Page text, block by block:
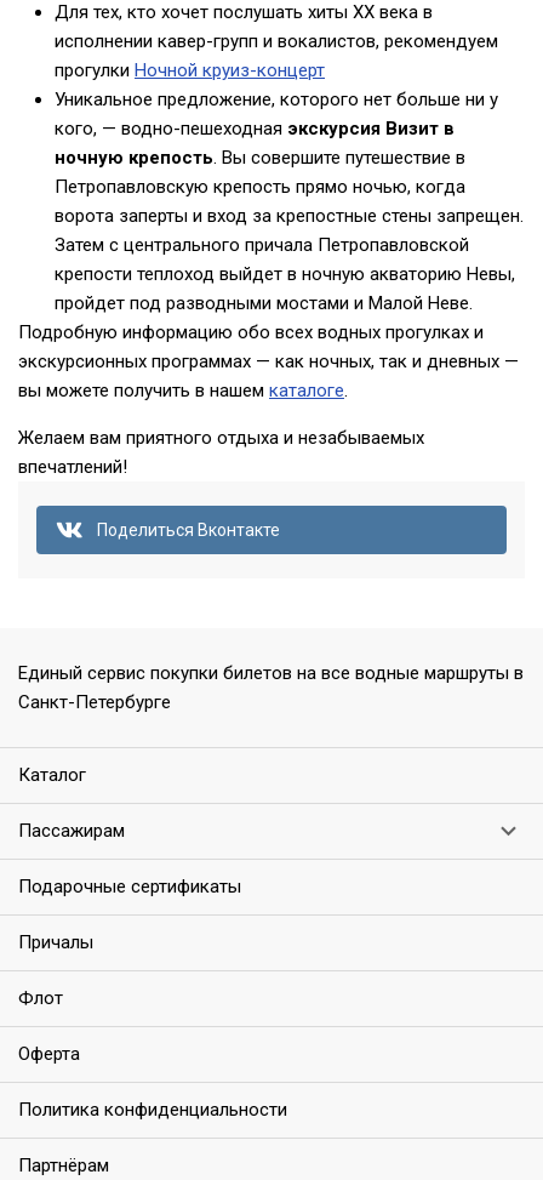
Для тех, кто хочет послушать хиты XX века в
исполнении кавер-групп и вокалистов, рекомендуем
прогулки Ночной круиз-концерт
Уникальное предложение, которого нет больше ни у
кого, — водно-пешеходная экскурсия Визит в
ночную крепость. Вы совершите путешествие в
Петропавловскую крепость прямо ночью, когда
ворота заперты и вход за крепостные стены запрещен.
Затем с центрального причала Петропавловской
крепости теплоход выйдет в ночную акваторию Невы,
пройдет под разводными мостами и Малой Неве.
Подробную информацию обо всех водных прогулках и
экскурсионных программах — как ночных, так и дневных —
вы можете получить в нашем каталоге.
Желаем вам приятного отдыха и незабываемых
впечатлений!
Поделиться Вконтакте
Единый сервис покупки билетов на все водные маршруты в
Санкт-Петербурге
Каталог
Пассажирам
Подарочные сертификаты
Причалы
Флот
Оферта
Политика конфиденциальности
Партнёрам